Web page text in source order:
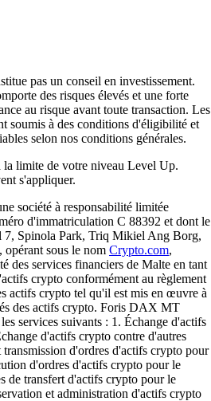
pas un conseil en investissement.
des risques élevés et une forte
au risque avant toute transaction. Les
soumis à des conditions d'éligibilité et
selon nos conditions générales.
limite de votre niveau Level Up.
s'appliquer.
société à responsabilité limitée
d'immatriculation C 88392 et dont le
7, Spinola Park, Triq Mikiel Ang Borg,
sous le nom Crypto.com,
des services financiers de Malte en tant
crypto conformément au règlement
actifs crypto tel qu'il est mis en œuvre à
des actifs crypto. Foris DAX MT
services suivants : 1. Échange d'actifs
d'actifs crypto contre d'autres
d'ordres d'actifs crypto pour
d'ordres d'actifs crypto pour le
de transfert d'actifs crypto pour le
et administration d'actifs crypto